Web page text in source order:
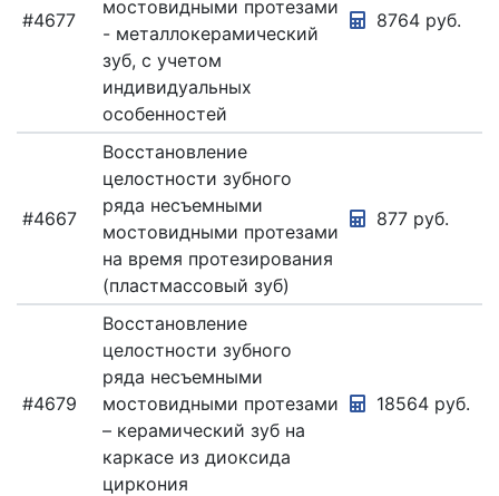
#4677
мостовидными протезами
- металлокерамический
зуб, с учетом
индивидуальных
особенностей
8764 руб.
#4667
Восстановление
целостности зубного
ряда несъемными
мостовидными протезами
на время протезирования
(пластмассовый зуб)
877 руб.
#4679
Восстановление
целостности зубного
ряда несъемными
мостовидными протезами
– керамический зуб на
каркасе из диоксида
циркония
18564 руб.